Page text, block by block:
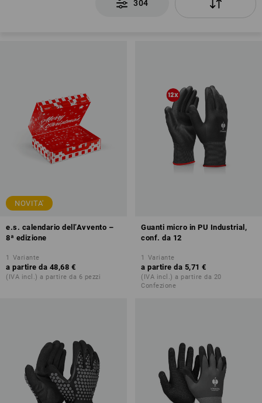
304
NOVITA'
e.s. calendario dell’Avvento –
8ª edizione
1 Variante
a partire da 48,68 €
(IVA incl.) a partire da 6 pezzi
Guanti micro in PU Industrial,
conf. da 12
1 Variante
a partire da 5,71 €
(IVA incl.) a partire da 20
Confezione